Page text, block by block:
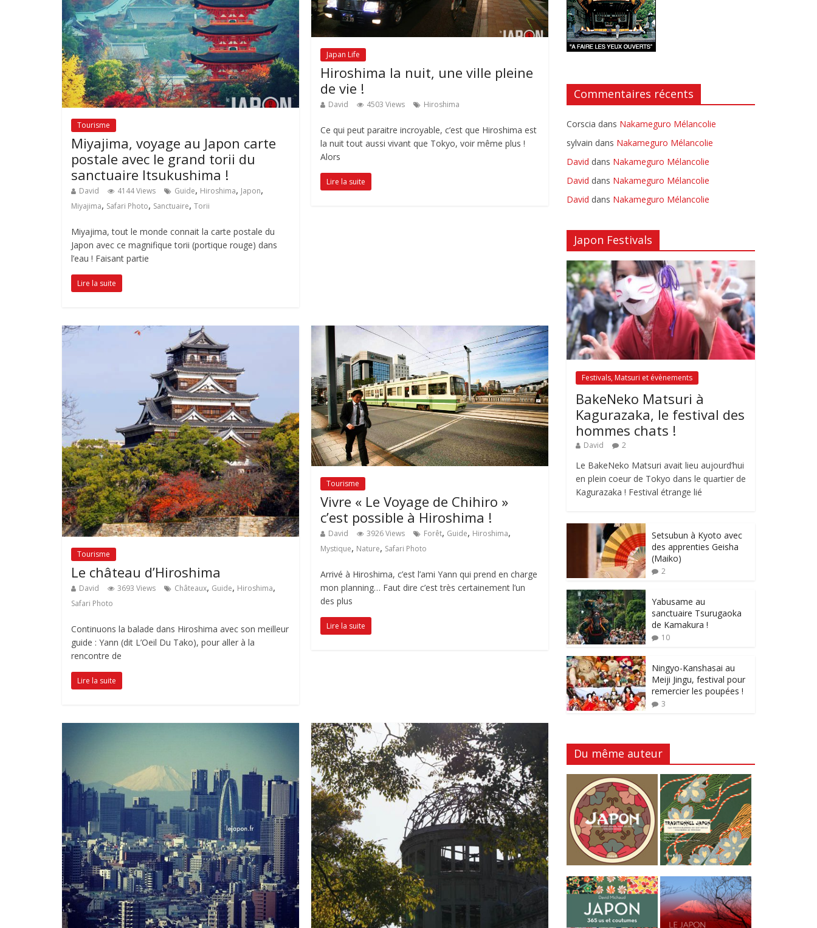
Tourisme
Miyajima, voyage au Japon carte
postale avec le grand torii du
sanctuaire Itsukushima !
David 4144 Views Guide, Hiroshima, Japon,
Miyajima, Safari Photo, Sanctuaire, Torii
Miyajima, tout le monde connait la carte postale du
Japon avec ce magnifique torii (portique rouge) dans
l’eau ! Faisant partie
Lire la suite
Japan Life
Hiroshima la nuit, une ville pleine
de vie !
David 4503 Views Hiroshima
Ce qui peut paraitre incroyable, c’est que Hiroshima est
la nuit tout aussi vivant que Tokyo, voir même plus !
Alors
Lire la suite
Tourisme
Le château d’Hiroshima
David 3693 Views Châteaux, Guide, Hiroshima,
Safari Photo
Continuons la balade dans Hiroshima avec son meilleur
guide : Yann (dit L’Oeil Du Tako), pour aller à la
rencontre de
Lire la suite
Tourisme
Vivre « Le Voyage de Chihiro »
c’est possible à Hiroshima !
David 3926 Views Forêt, Guide, Hiroshima,
Mystique, Nature, Safari Photo
Arrivé à Hiroshima, c’est l’ami Yann qui prend en charge
mon planning… Faut dire c’est très certainement l’un
des plus
Lire la suite
Commentaires récents
Corscia dans Nakameguro Mélancolie
sylvain dans Nakameguro Mélancolie
David dans Nakameguro Mélancolie
David dans Nakameguro Mélancolie
David dans Nakameguro Mélancolie
Japon Festivals
Festivals, Matsuri et évènements
BakeNeko Matsuri à
Kagurazaka, le festival des
hommes chats !
David 2
Le BakeNeko Matsuri avait lieu aujourd’hui
en plein coeur de Tokyo dans le quartier de
Kagurazaka ! Festival étrange lié
Setsubun à Kyoto avec
des apprenties Geisha
(Maiko)
2
Yabusame au
sanctuaire Tsurugaoka
de Kamakura !
10
Ningyo-Kanshasai au
Meiji Jingu, festival pour
remercier les poupées !
3
Du même auteur